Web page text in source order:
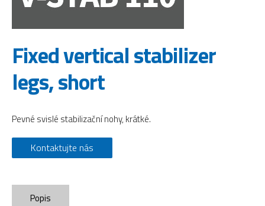
Fixed vertical stabilizer
legs, short
Pevné svislé stabilizační nohy, krátké.
Kontaktujte nás
Popis